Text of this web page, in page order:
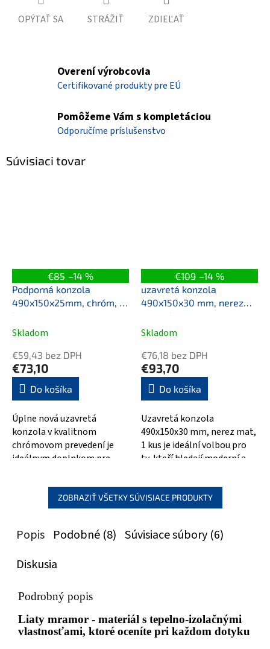
OPÝTAŤ SA STRÁŽIŤ ZDIEĽAŤ
Overení výrobcovia
Certifikované produkty pre EÚ
Pomôžeme Vám s kompletáciou
Odporučíme príslušenstvo
Súvisiaci tovar
€85 –14 %
Podporná konzola
490x150x25mm, chróm, 1
ks
Skladom
€59,43 bez DPH
€73,10
Do košíka
Úplne nová uzavretá
konzola v kvalitnom
chrómovom prevedení je
ideálnym doplnkom pre
rozmermi 490x150x25 mm
€109 –14 %
uzavretá konzola
490x150x30 mm, nerez
mat, 1 kus
Skladom
€76,18 bez DPH
€93,70
Do košíka
Uzavretá konzola
490x150x30 mm, nerez mat,
1 kus je ideální volbou pro
ty, kteří hledají moderní a
svého...
ZOBRAZIŤ VŠETKY SÚVISIACE PRODUKTY
Popis Podobné (8) Súvisiace súbory (6)
Diskusia
Podrobný popis
Liaty mramor - materiál s tepelno-izolačnými
vlastnosťami, ktoré oceníte pri každom dotyku